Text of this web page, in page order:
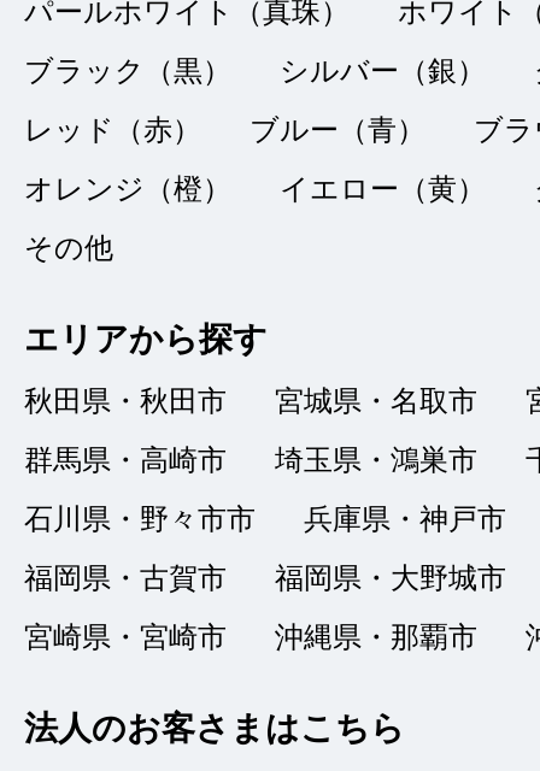
探していた車があ
車の状態も接客も
★★★★★
4
2023/09/08
購入の決め
まゆりの
販売店の評価
接客： 5 ｜ 雰囲
パールホワイト（真珠）
ホワイト
ブラック（黒）
シルバー（銀）
レッド（赤）
ブルー（青）
ブ
オレンジ（橙）
イエロー（黄）
その他
エリアから探す
秋田県・秋田市 宮城県・名取市
群馬県・高崎市
埼玉県・鴻巣市
石川県・野々市市
兵庫県・神戸市
福岡県・古賀市
福岡県・大野城市
宮崎県・宮崎市
沖縄県・那覇市
法人のお客さまはこちら